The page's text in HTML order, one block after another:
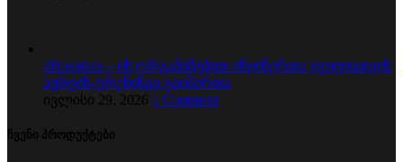
4Hospitals – ის ორგანიზებით ინჟინერთა ჯგუფისთვის
სერვის-ტრენინგი გაიმართა
ივლისი 29, 2026 1 Comment
ჩვენი პროდუქტები